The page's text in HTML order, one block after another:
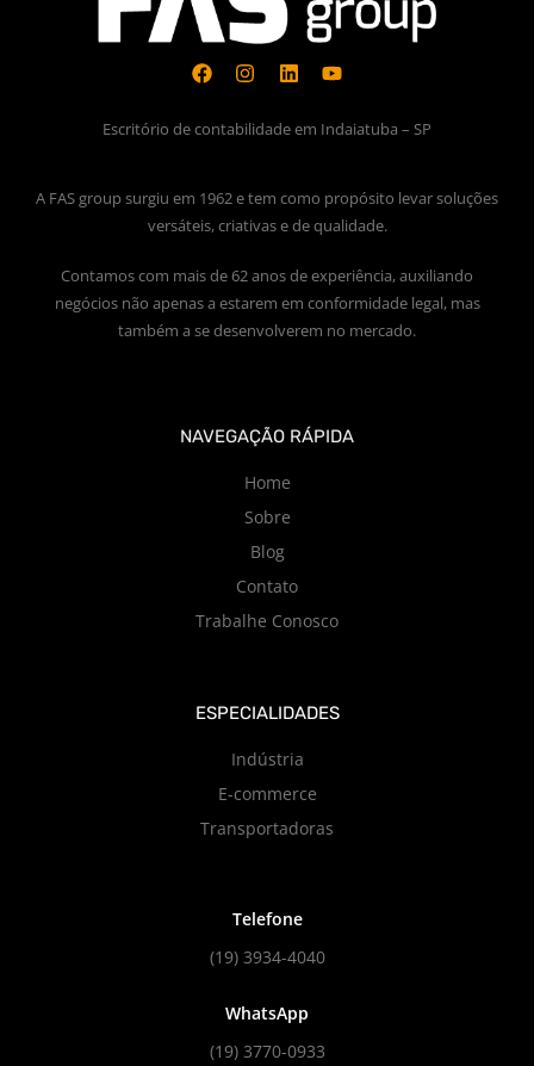
Escritório de contabilidade em Indaiatuba – SP
A FAS group surgiu em 1962 e tem como propósito levar soluções
versáteis, criativas e de qualidade.
Contamos com mais de 62 anos de experiência, auxiliando
negócios não apenas a estarem em conformidade legal, mas
também a se desenvolverem no mercado.
NAVEGAÇÃO RÁPIDA
Home
Sobre
Blog
Contato
Trabalhe Conosco
ESPECIALIDADES
Indústria
E-commerce
Transportadoras
Telefone
(19) 3934-4040
WhatsApp
(19) 3770-0933